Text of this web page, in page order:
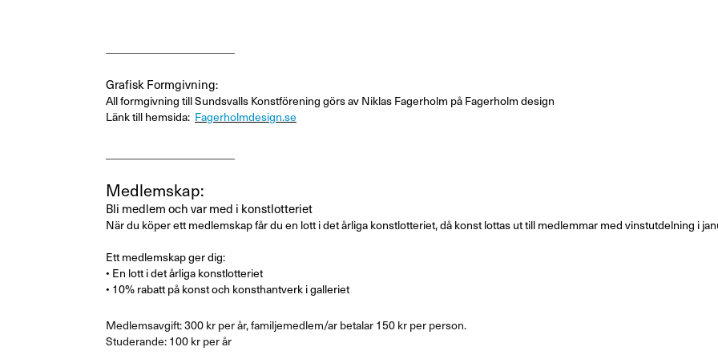
Grafisk Formgivning:
All formgivning till Sundsvalls Konstförening görs av Niklas Fagerholm på Fagerholm design
Länk till hemsida: Fagerholmdesign.se
Medlemskap:
Bli medlem och var med i konstlotteriet
När du köper ett medlemskap får du en lott i det årliga konstlotteriet, då konst lottas ut till medlemmar med vinstutdelning i
Ett medlemskap ger dig:
• En lott i det årliga konstlotteriet
• 10% rabatt på konst och konsthantverk i galleriet
Medlemsavgift: 300 kr per år, familjemedlem/ar betalar 150 kr per person.
Studerande: 100 kr per år